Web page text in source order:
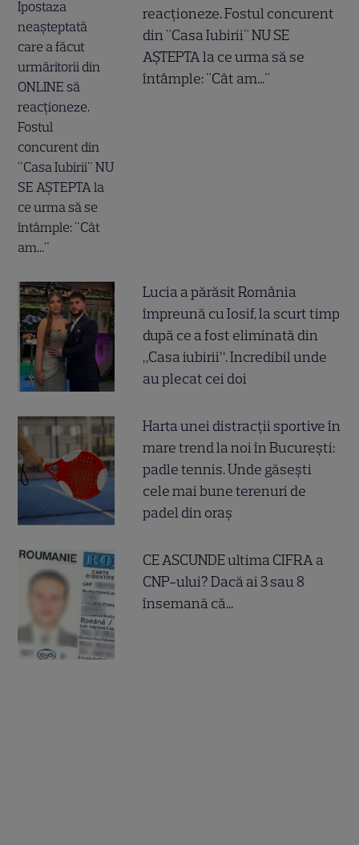
reacționeze. Fostul concurent
din "Casa Iubirii" NU SE
AȘTEPTA la ce urma să se
întâmple: "Cât am..."
Lucia a părăsit România
împreună cu Iosif, la scurt timp
după ce a fost eliminată din
„Casa iubirii”. Incredibil unde
au plecat cei doi
Harta unei distracții sportive în
mare trend la noi în București:
padle tennis. Unde găsești
cele mai bune terenuri de
padel din oraș
CE ASCUNDE ultima CIFRA a
CNP-ului? Dacă ai 3 sau 8
însemană că...